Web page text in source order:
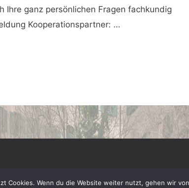
Ihre ganz persönlichen Fragen fachkundig
Kooperationspartner: …
Cookies. Wenn du die Website weiter nutzt, gehen wir